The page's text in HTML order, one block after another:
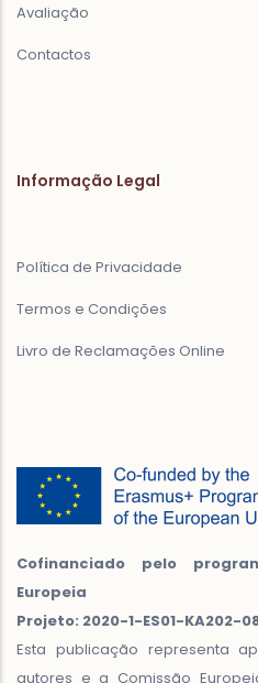
Avaliação
Contactos
Informação Legal
Política de Privacidade
Termos e Condições
Livro de Reclamações Online
Cofinanciado pelo
Europeia
Projeto: 2020-1-ES01-KA202-
Esta publicação representa
autores e a Comissão